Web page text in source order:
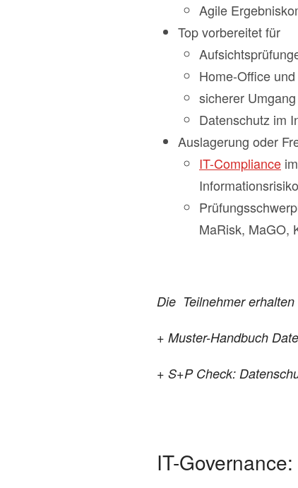
Agile
Top vorbereitet für
Home-Office
sicherer
Datenschutz im
Auslagerung oder
IT-Compliance
MaRisk, MaGO,
Die Teilnehmer
+ Muster-Handbuch
+ S+P Check:
IT-